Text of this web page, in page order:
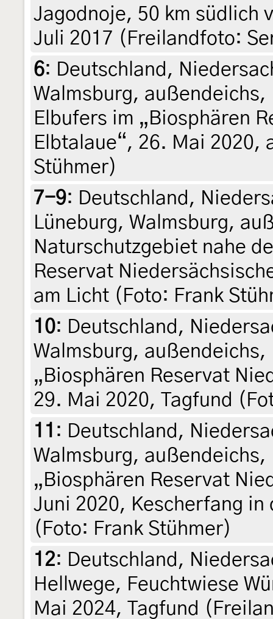
Jagodnoje, 50 km südlich
Juli 2017 (Freilandfoto:
6: Deutschland,
Walmsburg,
Elbufers im „Biosphären
Elbtalaue“, 26. Mai 2020,
Stühmer)
7-9: Deutschland,
Lüneburg, Walmsburg,
Naturschutzgebiet nahe
Reservat
am Licht (Foto: Frank
10: Deutschland,
Walmsburg, außendeichs,
„Biosphären Reservat
29. Mai 2020, Tagfund
11 : Deutschland,
Walmsburg, außendeichs,
„Biosphären Reservat
Juni 2020, Kescherfang in
(Foto: Frank Stühmer)
12: Deutschland,
Hellwege, Feuchtwiese
Mai 2024, Tagfund